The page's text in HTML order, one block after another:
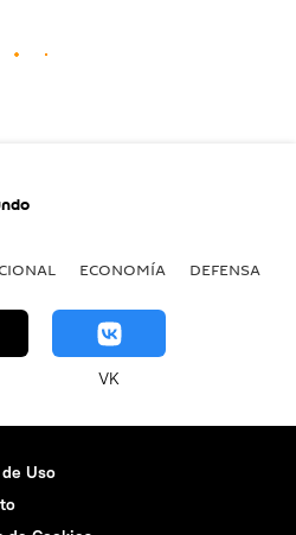
ECONOMÍA DEFENSA
VK
Uso